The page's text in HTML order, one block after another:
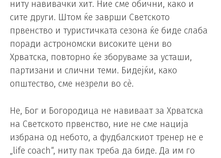
ниту навивачки хит. Ние сме обични, како и
сите други. Штом ќе заврши Светското
првенство и туристичката сезона ќе биде слаба
поради астрономски високите цени во
Хрватска, повторно ќе зборуваме за усташи,
партизани и слични теми. Бидејќи, како
општество, сме незрели во сè.
Не, Бог и Богородица не навиваат за Хрватска
на Светското првенство, ние не сме нација
избрана од небото, а фудбалскиот тренер не е
„life coach“, ниту пак треба да биде. Да им го